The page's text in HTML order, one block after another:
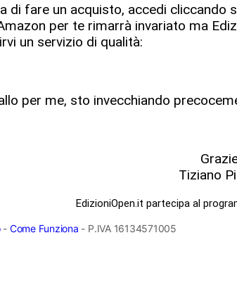
di fare un acquisto, accedi
per te rimarrà invariato ma
un servizio di qualità:
per me, sto invecchiando
Tiziano
EdizioniOpen.it partecipa al
- Come Funziona - P.IVA 16134571005